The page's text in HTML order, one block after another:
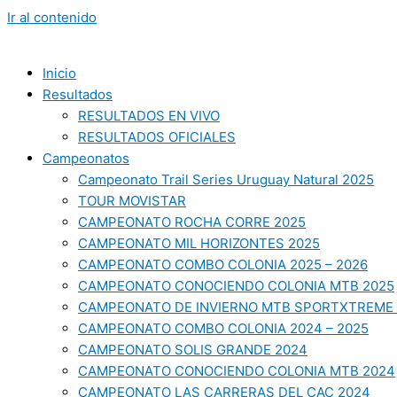
Ir al contenido
Inicio
Resultados
RESULTADOS EN VIVO
RESULTADOS OFICIALES
Campeonatos
Campeonato Trail Series Uruguay Natural 2025
TOUR MOVISTAR
CAMPEONATO ROCHA CORRE 2025
CAMPEONATO MIL HORIZONTES 2025
CAMPEONATO COMBO COLONIA 2025 – 2026
CAMPEONATO CONOCIENDO COLONIA MTB 2025
CAMPEONATO DE INVIERNO MTB
CAMPEONATO COMBO COLONIA 2024 – 2025
CAMPEONATO SOLIS GRANDE 2024
CAMPEONATO CONOCIENDO COLONIA MTB 2024
CAMPEONATO LAS CARRERAS DEL CAC 2024